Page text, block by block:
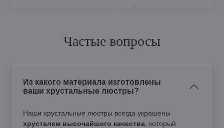
Частые вопросы
Из какого материала изготовлены
ваши хрустальные люстры?
Наши хрустальные люстры всегда украшены
хрусталем высочайшего качества , который